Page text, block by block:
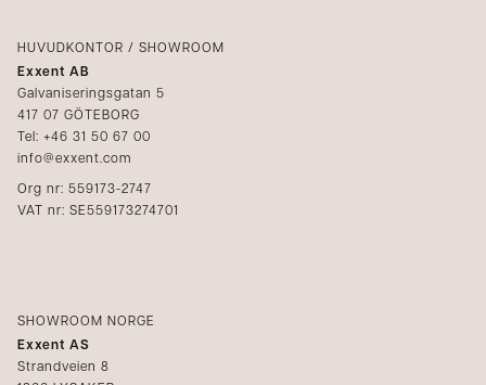
Kataloger
Mediabank
Bli återförsäljare
HUVUDKONTOR / SHOWROOM
Exxent AB
Galvaniseringsgatan 5
417 07 GÖTEBORG
Tel: +46 31 50 67 00
info@exxent.com
Org nr: 559173-2747
VAT nr: SE559173274701
SHOWROOM NORGE
Exxent AS
Strandveien 8